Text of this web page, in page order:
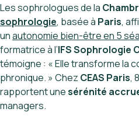
Les sophrologues de la
sophrologie, basée à Paris,
unautonomie bien-être en 5
formatrice à l’IFS Sophrologie
témoigne : « Elle transforme la
phronique. » Chez CEAS Paris,
rapportent unesérénité
managers.